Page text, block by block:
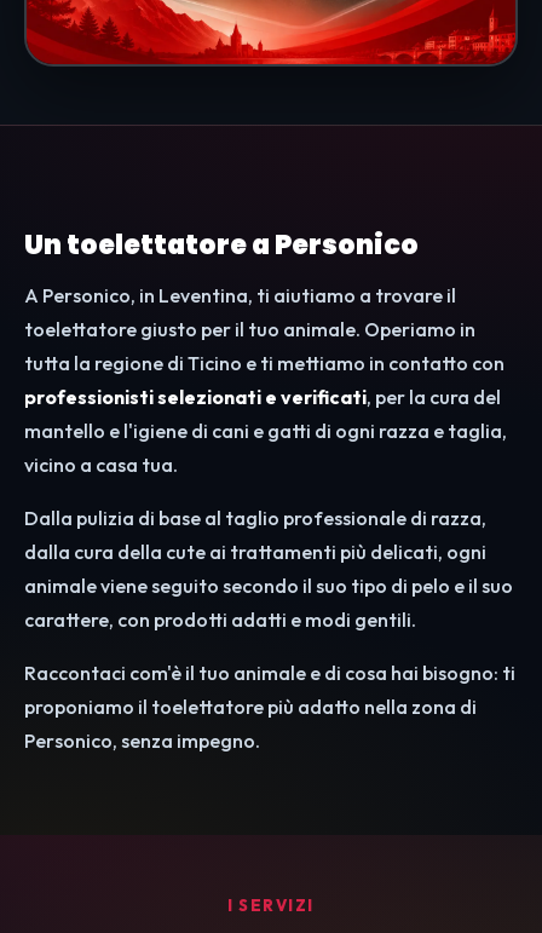
Un toelettatore a Personico
A Personico, in Leventina, ti aiutiamo a trovare il
toelettatore giusto per il tuo animale. Operiamo in
tutta la regione di Ticino e ti mettiamo in contatto con
professionisti selezionati e verificati, per la cura del
mantello e l'igiene di cani e gatti di ogni razza e taglia,
vicino a casa tua.
Dalla pulizia di base al taglio professionale di razza,
dalla cura della cute ai trattamenti più delicati, ogni
animale viene seguito secondo il suo tipo di pelo e il suo
carattere, con prodotti adatti e modi gentili.
Raccontaci com'è il tuo animale e di cosa hai bisogno: ti
proponiamo il toelettatore più adatto nella zona di
Personico, senza impegno.
I SERVIZI